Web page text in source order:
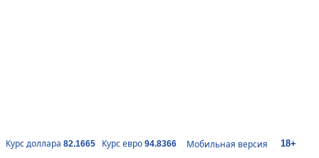
Курс доллара 82.1665 Курс евро 94.8366 Мобильная версия 18+